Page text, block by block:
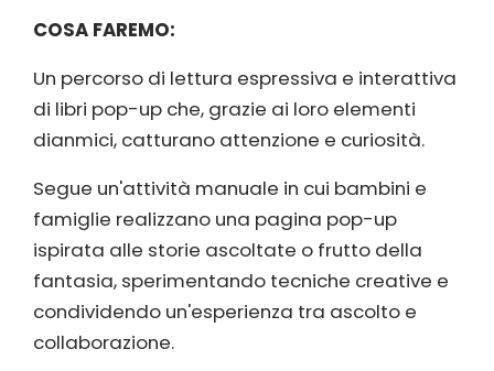
COSA FAREMO:
Un percorso di lettura espressiva e interattiva
di libri pop-up che, grazie ai loro elementi
dianmici, catturano attenzione e curiosità.
Segue un'attività manuale in cui bambini e
famiglie realizzano una pagina pop-up
ispirata alle storie ascoltate o frutto della
fantasia, sperimentando tecniche creative e
condividendo un'esperienza tra ascolto e
collaborazione.